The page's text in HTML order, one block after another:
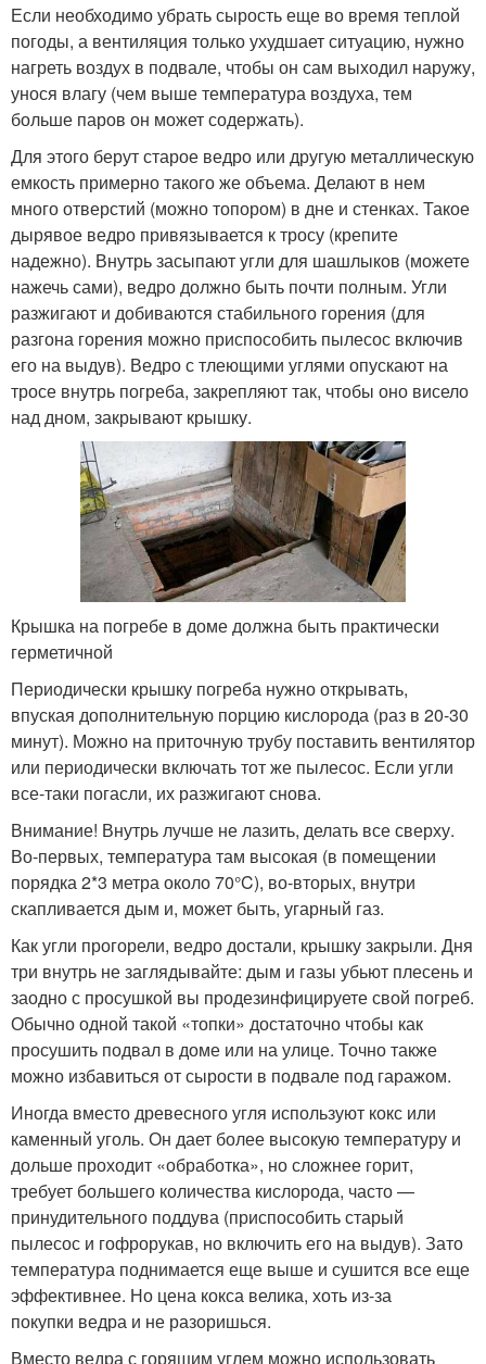
Если необходимо убрать сырость еще во время теплой
погоды, а вентиляция только ухудшает ситуацию, нужно
нагреть воздух в подвале, чтобы он сам выходил наружу,
унося влагу (чем выше температура воздуха, тем
больше паров он может содержать).
Для этого берут старое ведро или другую металлическую
емкость примерно такого же объема. Делают в нем
много отверстий (можно топором) в дне и стенках. Такое
дырявое ведро привязывается к тросу (крепите
надежно). Внутрь засыпают угли для шашлыков (можете
нажечь сами), ведро должно быть почти полным. Угли
разжигают и добиваются стабильного горения (для
разгона горения можно приспособить пылесос включив
его на выдув). Ведро с тлеющими углями опускают на
тросе внутрь погреба, закрепляют так, чтобы оно висело
над дном, закрывают крышку.
Крышка на погребе в доме должна быть практически
герметичной
Периодически крышку погреба нужно открывать,
впуская дополнительную порцию кислорода (раз в 20-30
минут). Можно на приточную трубу поставить вентилятор
или периодически включать тот же пылесос. Если угли
все-таки погасли, их разжигают снова.
Внимание! Внутрь лучше не лазить, делать все сверху.
Во-первых, температура там высокая (в помещении
порядка 2*3 метра около 70°C), во-вторых, внутри
скапливается дым и, может быть, угарный газ.
Как угли прогорели, ведро достали, крышку закрыли. Дня
три внутрь не заглядывайте: дым и газы убьют плесень и
заодно с просушкой вы продезинфицируете свой погреб.
Обычно одной такой «топки» достаточно чтобы как
просушить подвал в доме или на улице. Точно также
можно избавиться от сырости в подвале под гаражом.
Иногда вместо древесного угля используют кокс или
каменный уголь. Он дает более высокую температуру и
дольше проходит «обработка», но сложнее горит,
требует большего количества кислорода, часто —
принудительного поддува (приспособить старый
пылесос и гофрорукав, но включить его на выдув). Зато
температура поднимается еще выше и сушится все еще
эффективнее. Но цена кокса велика, хоть из-за
покупки ведра и не разоришься.
Вместо ведра с горящим углем можно использовать